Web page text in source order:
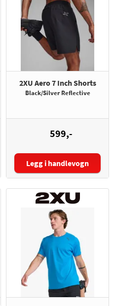
2XU Aero 7 Inch Shorts
Black/Silver Reflective
599,-
Størrelse:
Legg i handlevogn